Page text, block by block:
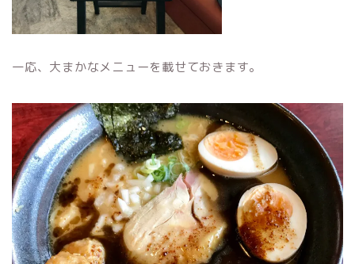
一応、大まかなメニューを載せておきます。